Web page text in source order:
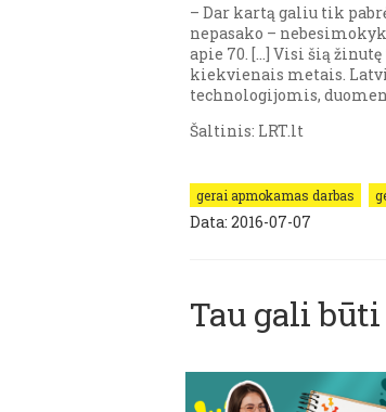
– Dar kartą galiu tik
nepasako –
apie 70. […] Visi šią
kiekvienais metais.
technologijomis,
Šaltinis: LRT.lt
gerai apmokamas darbas
Data: 2016-07-07
Tau gali